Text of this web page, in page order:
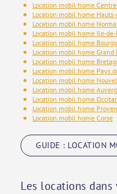
Location mobil home
Location mobil home
Location mobil home
Location mobil home Ile-de-
Location mobil home
Location mobil home Grand
Location mobil home
Location mobil home Pays
Location mobil home
Location mobil home
Location mobil home
Location mobil home
Location mobil home Corse
GUIDE : LOCATION
Les locations dans